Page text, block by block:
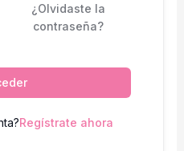
¿Olvidaste la
contraseña?
Regístrate ahora